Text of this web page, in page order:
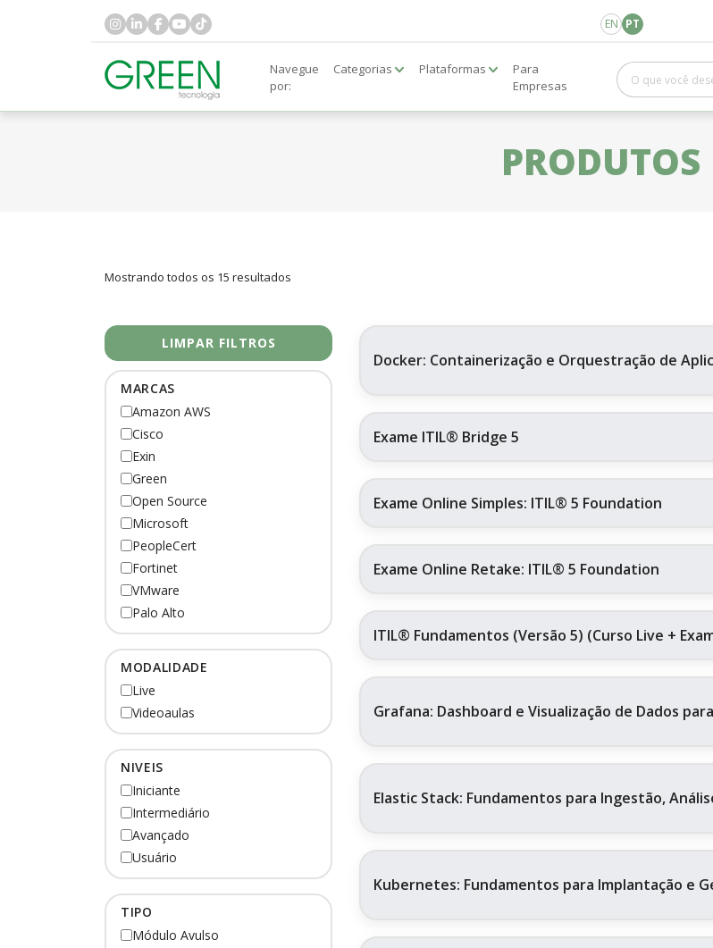
EN PT
Navegue
por:
Categorias Plataformas
Para
Empresas
PRODUTOS
Mostrando todos os 15 resultados
LIMPAR FILTROS
MARCAS
Amazon AWS
Cisco
Exin
Green
Open Source
Microsoft
PeopleCert
Fortinet
VMware
Palo Alto
MODALIDADE
Live
Videoaulas
NIVEIS
Iniciante
Intermediário
Avançado
Usuário
TIPO
Módulo Avulso
Docker: Containerização e Orquestração de
Exame ITIL® Bridge 5
Exame Online Simples: ITIL® 5 Foundation
Exame Online Retake: ITIL® 5 Foundation
ITIL® Fundamentos (Versão 5) (Curso Live +
Grafana: Dashboard e Visualização de Dados
Elastic Stack: Fundamentos para Ingestão,
Kubernetes: Fundamentos para Implantação e